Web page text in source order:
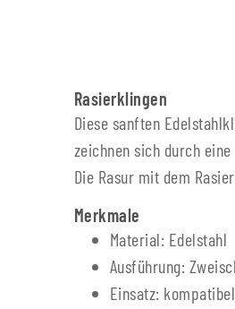
Rasierklingen
Diese sanften
zeichnen sich durch
Die Rasur mit dem
Merkmale
Material: Edelstahl
Ausführung:
Einsatz: